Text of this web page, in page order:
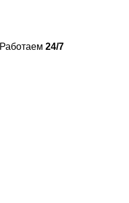
Работаем24/7